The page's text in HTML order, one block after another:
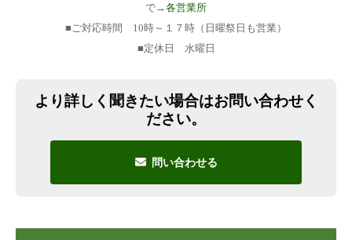
で→各営業所
■ご対応時間 10時～１７時（日曜祭日も営業）
■定休日 水曜日
より詳しく聞きたい場合はお問い合わせく
ださい。
問い合わせる